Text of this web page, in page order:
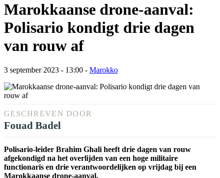
Marokkaanse drone-aanval:
Polisario kondigt drie dagen
van rouw af
3 september 2023 - 13:00 - Marokko
GESCHREVEN DOOR
Fouad Badel
Polisario-leider Brahim Ghali heeft drie dagen van rouw
afgekondigd na het overlijden van een hoge militaire
functionaris en drie verantwoordelijken op vrijdag bij een
Marokkaanse drone-aanval.